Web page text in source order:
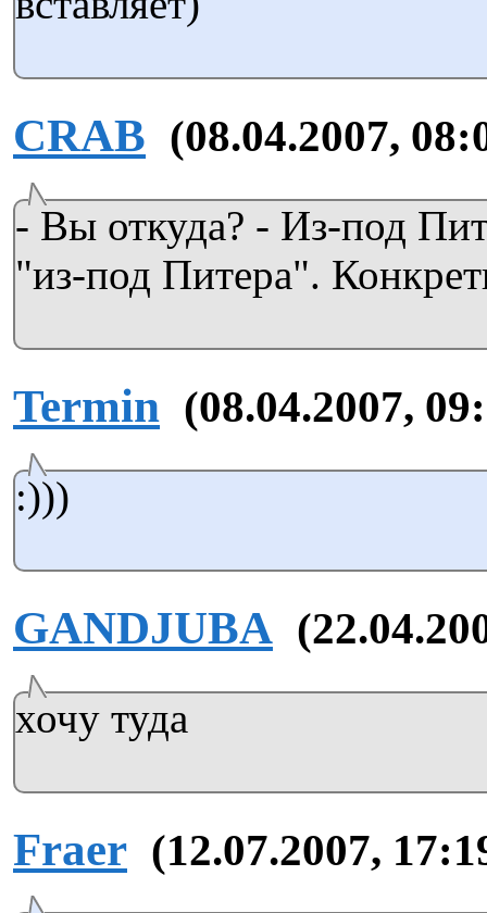
CRAB (08.04.2007,
- Вы откуда? - Из-под
"из-под Питера".
Termin (08.04.2007,
:)))
GANDJUBA
хочу туда
Fraer (12.07.2007,